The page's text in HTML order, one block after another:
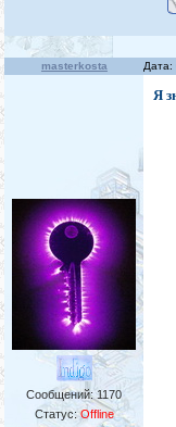
masterkosta Дата:
Сообщений:1170
Статус:Offline
Я